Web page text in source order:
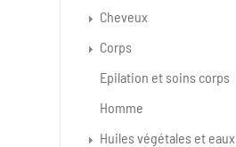
Cheveux
Corps
Epilation et soins corps
Homme
Huiles végétales et eaux